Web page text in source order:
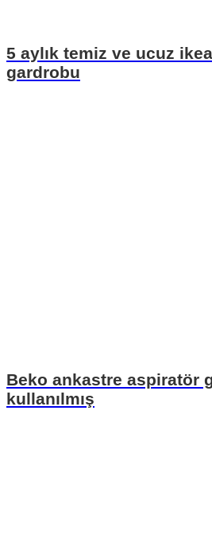
5 aylık temiz ve ucuz
gardrobu
Beko ankastre aspiratör
kullanılmış